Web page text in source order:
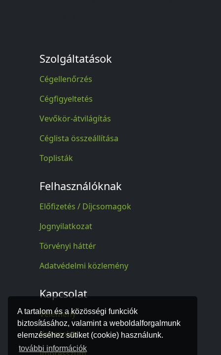
A tartalom és a közösségi funkciók
biztosításához, valamint a weboldalforgalmunk
elemzéséhez sütiket (cookie) használunk.
további információk
Szolgáltatások
Cégellenőrzés
Cégfigyeltetés
Vevőkör-átvilágítás
Céglista összeállítása
Toplisták
Felhasználóknak
Előfizetés / Díjcsomagok
Jognyilatkozat
Törvényi háttér
Adatvédelmi közlemény
Kapcsolat
Vélemény
Kapcsolat